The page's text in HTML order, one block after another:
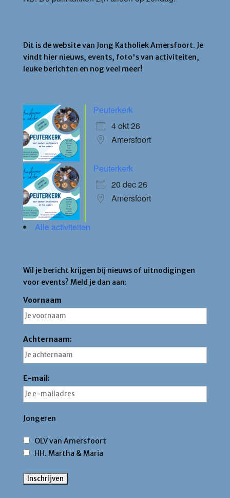
Dit is de website van Jong Katholiek Amersfoort. Je
vindt hier nieuws, events, foto's van activiteiten,
leuke berichten en nog veel meer!
Peuterkerk
4 okt 26
Amersfoort
Peuterkerk
20 dec 26
Amersfoort
Alle activiteiten
Wil je bericht krijgen bij nieuws of uitnodigingen
voor events? Meld je dan aan:
Voornaam
Achternaam:
E-mail:
Jongeren
OLV van Amersfoort
HH. Martha & Maria